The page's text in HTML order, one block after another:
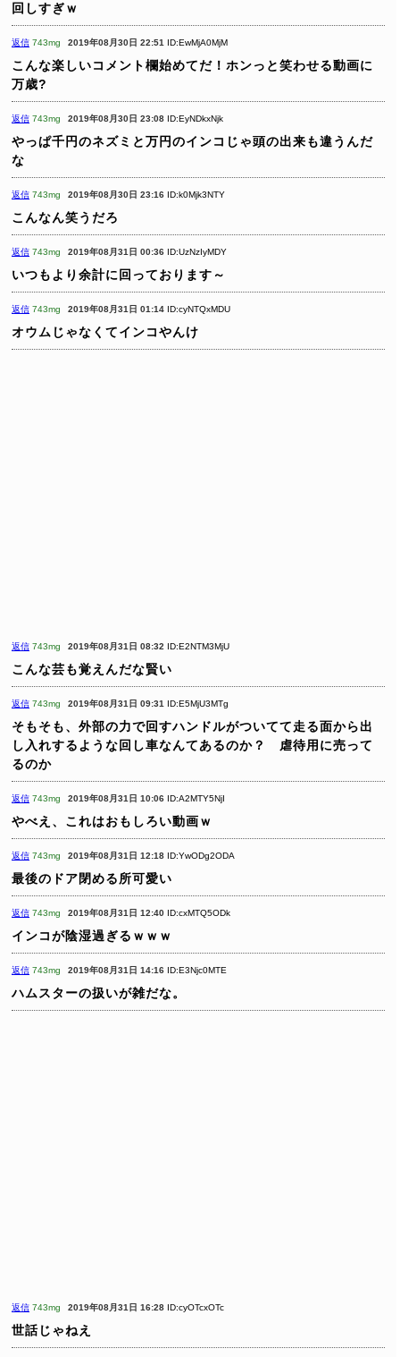
回しすぎｗ
返信 743mg 2019年08月30日 22:51 ID:EwMjA0MjM
こんな楽しいコメント欄始めてだ！ホンっと笑わせる動画に
万歳?
返信 743mg 2019年08月30日 23:08 ID:EyNDkxNjk
やっぱ千円のネズミと万円のインコじゃ頭の出来も違うんだ
な
返信 743mg 2019年08月30日 23:16 ID:k0Mjk3NTY
こんなん笑うだろ
返信 743mg 2019年08月31日 00:36 ID:UzNzIyMDY
いつもより余計に回っております～
返信 743mg 2019年08月31日 01:14 ID:cyNTQxMDU
オウムじゃなくてインコやんけ
返信 743mg 2019年08月31日 08:32 ID:E2NTM3MjU
こんな芸も覚えんだな賢い
返信 743mg 2019年08月31日 09:31 ID:E5MjU3MTg
そもそも、外部の力で回すハンドルがついてて走る面から出
し入れするような回し車なんてあるのか？ 虐待用に売って
るのか
返信 743mg 2019年08月31日 10:06 ID:A2MTY5NjI
やべえ、これはおもしろい動画ｗ
返信 743mg 2019年08月31日 12:18 ID:YwODg2ODA
最後のドア閉める所可愛い
返信 743mg 2019年08月31日 12:40 ID:cxMTQ5ODk
インコが陰湿過ぎるｗｗｗ
返信 743mg 2019年08月31日 14:16 ID:E3Njc0MTE
ハムスターの扱いが雑だな。
返信 743mg 2019年08月31日 16:28 ID:cyOTcxOTc
世話じゃねえ